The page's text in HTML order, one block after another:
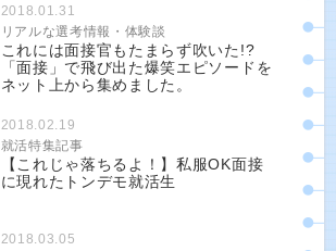
2018.01.31
リアルな選考情報・体験談
これには面接官もたまらず吹いた!?
「面接」で飛び出た爆笑エピソードを
ネット上から集めました。
2018.02.19
就活特集記事
【これじゃ落ちるよ！】私服OK面接
に現れたトンデモ就活生
2018.03.05